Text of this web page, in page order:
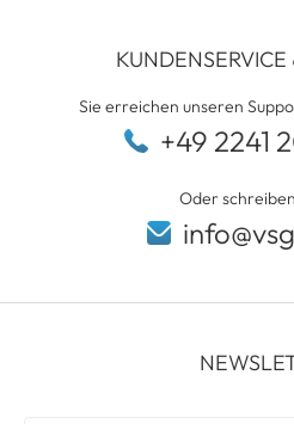
KUNDENSERVICE
Sie erreichen unseren
+49 2241
Oder